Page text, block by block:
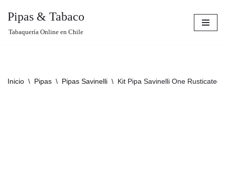
Pipas & Tabaco
Tabaquería Online en Chile
Inicio \ Pipas \ Pipas Savinelli \ Kit Pipa Savinelli One Rusticated